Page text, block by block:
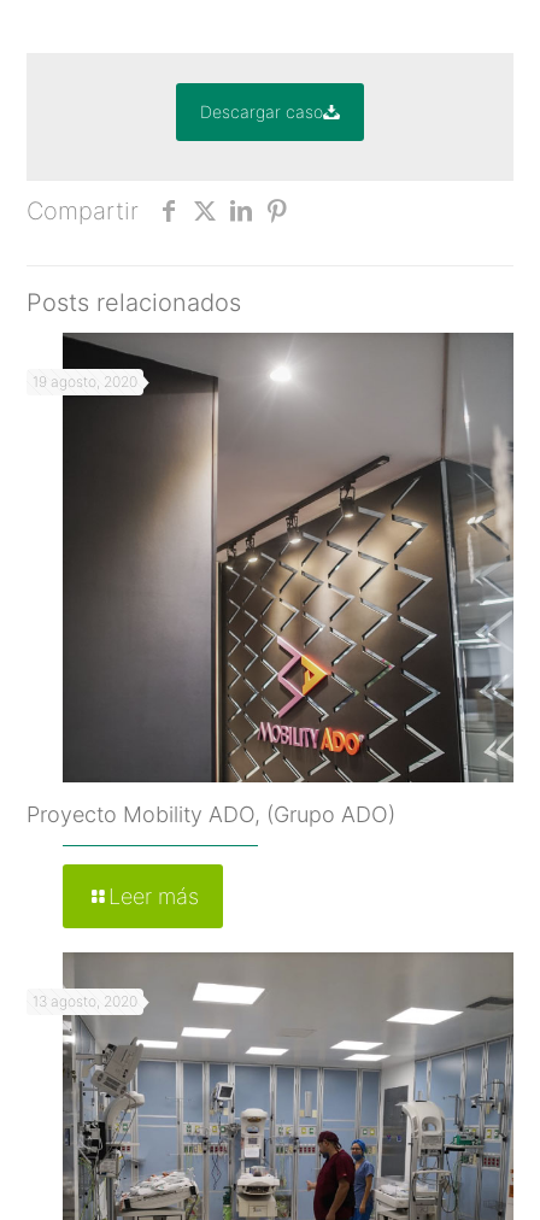
Descargar caso
Compartir
Posts relacionados
19 agosto, 2020
Proyecto Mobility ADO, (Grupo ADO)
Leer más
13 agosto, 2020